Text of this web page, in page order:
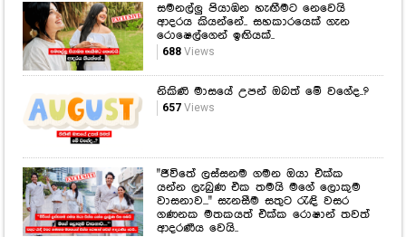
සමනල්ලු පියාඹන හැඟීමට නෙවෙයි
ආදරය කියන්නේ.. සහකාරයෙක් ගැන
රොෂෙල්ගෙන් ඉඟියක්..
688Views
නිකිණි මාසයේ උපන් ඔබත් මේ වගේද..?
657Views
"ජීවිතේ ලස්සනම ගමන ඔයා එක්ක
යන්න ලැබුණ එක තමයි මගේ ලොකුම
වාසනාව..." සැනසීම සතුට රැඳි වසර
ගණනක මතකයත් එක්ක රොෂාන් තවත්
ආදරණීය වෙයි..